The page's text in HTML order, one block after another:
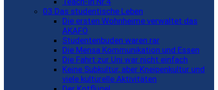
03 Das studentische Leben
Die ersten Wohnheime verwaltet das
AKAFÖ
Studentenbuden waren rar
Die Mensa Kommunikation und Essen
Die Fahrt zur Uni war nicht einfach
Keine Subkultur, aber Kneipenkultur und
viele kulturelle Aktivitäten